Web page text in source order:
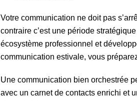
Votre communication ne doit pas
contraire c’est une période
écosystème professionnel et
communication estivale, vous
Une communication bien orchestrée
avec un carnet de contacts enrichi et